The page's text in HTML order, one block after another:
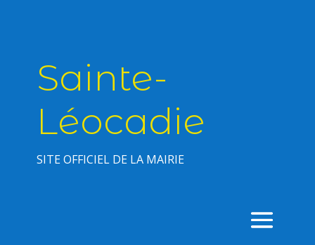
Sainte-
Léocadie
SITE OFFICIEL DE LA MAIRIE